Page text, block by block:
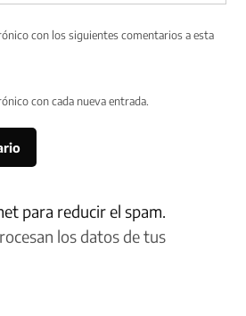
con los siguientes comentarios a esta
con cada nueva entrada.
para reducir el spam.
los datos de tus